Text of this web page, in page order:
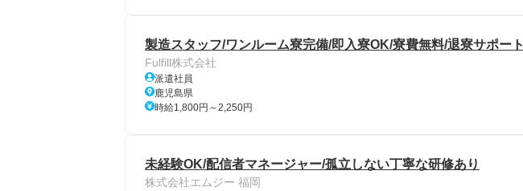
製造スタッフ/ワンルーム寮完備/即入寮OK/寮費無料/退寮サポート
Fulfill株式会社
派遣社員
鹿児島県
時給1,800円～2,250円
未経験OK/配信者マネージャー/孤立しない丁寧な研修あり
株式会社エムジー 福岡